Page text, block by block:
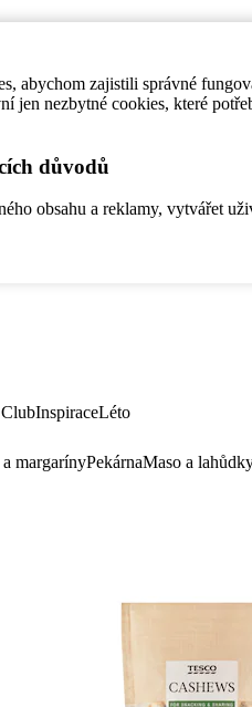
abychom zajistili správné
jen nezbytné cookies, které
důvodů
obsahu a reklamy, vytvářet
InspiraceLéto
margarínyPekárnaMaso a